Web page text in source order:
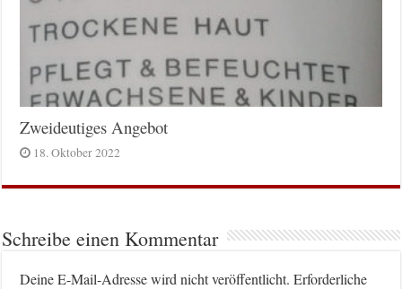
Zweideutiges Angebot
18. Oktober 2022
Schreibe einen Kommentar
Deine E-Mail-Adresse wird nicht veröffentlicht. Erforderliche